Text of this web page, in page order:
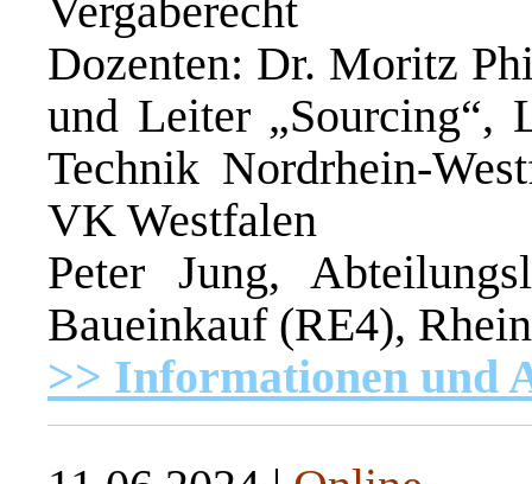
Vergaberecht
Dozenten: Dr. Moritz
und Leiter „Sourcing“,
Technik Nordrhein-
VK Westfalen
Peter Jung,
Baueinkauf (RE4),
>> Informationen und